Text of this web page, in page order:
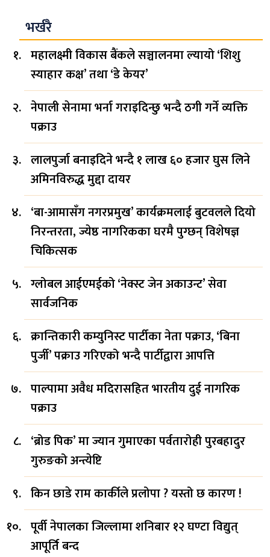
भर्खरै
महालक्ष्मी विकास बैंकले सञ्चालनमा ल्यायो ‘शिशु
स्याहार कक्ष’ तथा ‘डे केयर’
नेपाली सेनामा भर्ना गराइदिन्छु भन्दै ठगी गर्ने व्यक्ति
पक्राउ
लालपुर्जा बनाइदिने भन्दै १ लाख ६० हजार घुस लिने
अमिनविरुद्ध मुद्दा दायर
‘बा-आमासँग नगरप्रमुख’ कार्यक्रमलाई बुटवलले दियो
निरन्तरता, ज्येष्ठ नागरिकका घरमै पुग्छन् विशेषज्ञ
चिकित्सक
ग्लोबल आईएमईको ‘नेक्स्ट जेन अकाउन्ट’ सेवा
सार्वजनिक
क्रान्तिकारी कम्युनिस्ट पार्टीका नेता पक्राउ, ‘बिना
पुर्जी’ पक्राउ गरिएको भन्दै पार्टीद्वारा आपत्ति
पाल्पामा अवैध मदिरासहित भारतीय दुई नागरिक
पक्राउ
‘ब्रोड पिक’ मा ज्यान गुमाएका पर्वतारोही पुरबहादुर
गुरुङको अन्त्येष्टि
किन छाडे राम कार्कीले प्रलोपा ? यस्तो छ कारण !
पूर्वी नेपालका जिल्लामा शनिबार १२ घण्टा विद्युत्
आपूर्ति बन्द